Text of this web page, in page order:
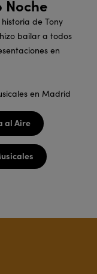
Noche
de Tony
bailar a todos
en
en Madrid
al Aire